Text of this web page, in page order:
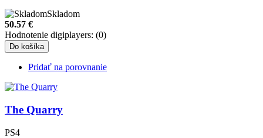
Skladom
50.57 €
Hodnotenie digiplayers: (0)
Do košíka
Pridať na porovnanie
The Quarry
PS4